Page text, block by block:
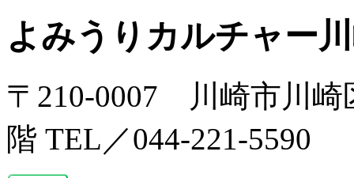
よみうりカルチャー
〒210-0007 川崎市川崎
階 TEL／044-221-5590